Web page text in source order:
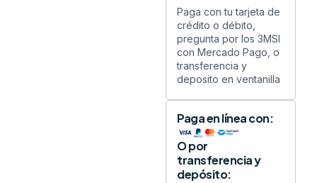
Paga con tu tarjeta de
crédito o débito,
pregunta por los 3MSI
con Mercado Pago, o
transferencia y
deposito en ventanilla
Paga en línea con:
O por
transferencia y
depósito: